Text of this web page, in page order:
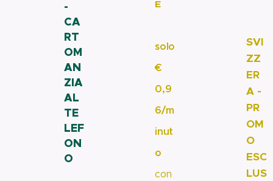
-
CA
RT
OM
AN
ZIA
AL
TE
LEF
ON
O
E
solo
€
0,9
6/m
inut
o
con
SVI
ZZ
ER
A -
PR
OM
O
ESC
LUS